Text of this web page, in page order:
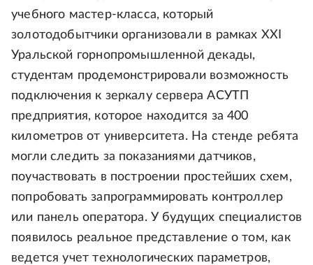
учебного мастер-класса, который
золотодобытчики организовали в рамках XXI
Уральской горнопромышленной декады,
студентам продемонстрировали возможность
подключения к зеркалу сервера АСУТП
предприятия, которое находится за 400
километров от университета. На стенде ребята
могли следить за показаниями датчиков,
поучаствовать в построении простейших схем,
попробовать запрограммировать контроллер
или панель оператора. У будущих специалистов
появилось реальное представление о том, как
ведется учет технологических параметров,